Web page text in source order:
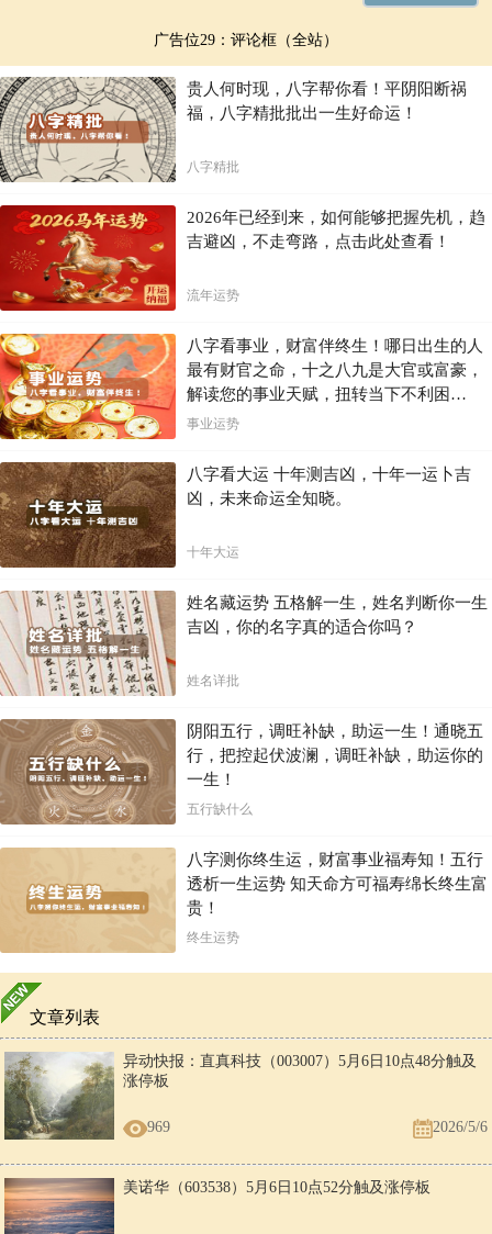
广告位29：评论框（全站）
贵人何时现，八字帮你看！平阴阳断祸
福，八字精批批出一生好命运！
八字精批
2026年已经到来，如何能够把握先机，趋
吉避凶，不走弯路，点击此处查看！
流年运势
八字看事业，财富伴终生！哪日出生的人
最有财官之命，十之八九是大官或富豪，
解读您的事业天赋，扭转当下不利困
局！！
事业运势
八字看大运 十年测吉凶，十年一运卜吉
凶，未来命运全知晓。
十年大运
姓名藏运势 五格解一生，姓名判断你一生
吉凶，你的名字真的适合你吗？
姓名详批
阴阳五行，调旺补缺，助运一生！通晓五
行，把控起伏波澜，调旺补缺，助运你的
一生！
五行缺什么
八字测你终生运，财富事业福寿知！五行
透析一生运势 知天命方可福寿绵长终生富
贵！
终生运势
文章列表
异动快报：直真科技（003007）5月6日10点48分触及
涨停板
969 2026/5/6
美诺华（603538）5月6日10点52分触及涨停板